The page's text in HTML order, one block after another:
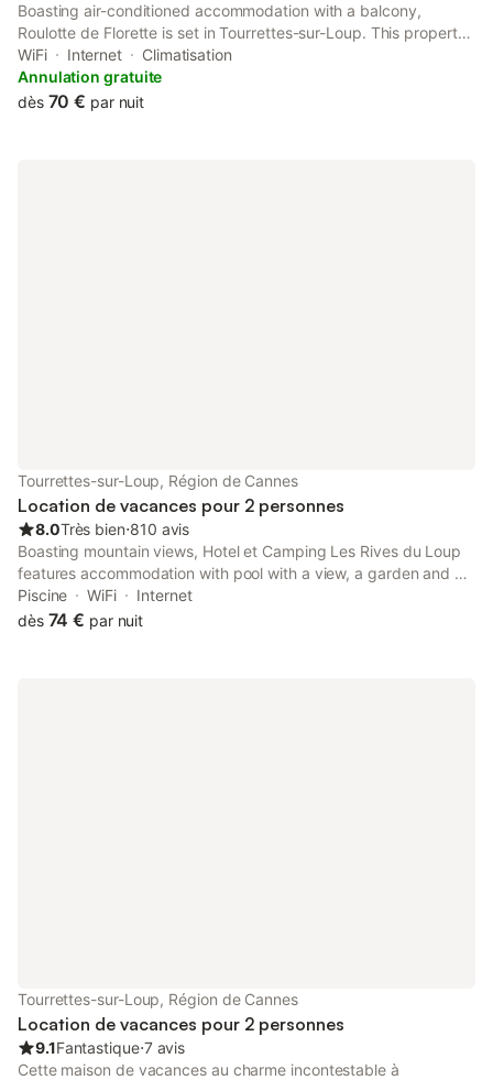
Boasting air-conditioned accommodation with a balcony,
Roulotte de Florette is set in Tourrettes-sur-Loup. This property
offers access to a terrace, table tennis, free private parking and
free WiFi.
WiFi Internet
Climatisation
Annulation gratuite
dès 70 € par nuit
Tourrettes-sur-Loup, Région de Cannes
Location de vacances pour 2 personnes
8.0Très bien⋅810 avis
Boasting mountain views, Hotel et Camping Les Rives du Loup
features accommodation with pool with a view, a garden and a
bar, around 13 km from Parfumerie Fragonard - The History
Factory in Grasse.
Piscine WiFi
Internet
dès 74 € par nuit
Tourrettes-sur-Loup, Région de Cannes
Location de vacances pour 2 personnes
9.1Fantastique⋅7 avis
Cette maison de vacances au charme incontestable à